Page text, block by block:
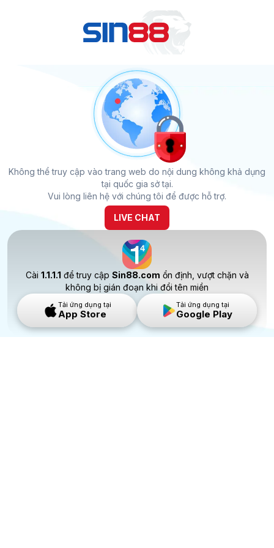
Không thể truy cập vào trang web do nội dung không khả dụng
tại quốc gia sở tại.
Vui lòng liên hệ với chúng tôi để được hỗ trợ.
LIVE CHAT
Cài 1.1.1.1 để truy cập Sin88.com ổn định, vượt chặn và
không bị gián đoạn khi đổi tên miền
Tải ứng dụng tại
App Store
Tải ứng dụng tại
Google Play